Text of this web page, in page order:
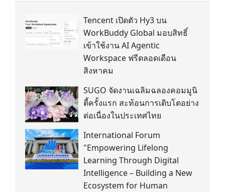
Tencent เปิดตัว Hy3 บน
WorkBuddy Global มอบสิทธิ์
เข้าใช้งาน AI Agentic
Workspace ฟรีตลอดเดือน
สิงหาคม
SUGO จัดงานเฉลิมฉลองคอมมูนิ
ตี้ครั้งแรก สะท้อนการเติบโตอย่าง
ต่อเนื่องในประเทศไทย
International Forum
"Empowering Lifelong
Learning Through Digital
Intelligence – Building a New
Ecosystem for Human